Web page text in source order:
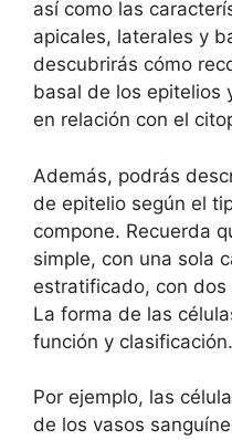
así como las
apicales, laterales y
descubrirás cómo
basal de los epitelios
en relación con el
Además, podrás
de epitelio según el
compone. Recuerda
simple, con una sola
estratificado, con
La forma de las
función y clasificación.
Por ejemplo, las
de los vasos